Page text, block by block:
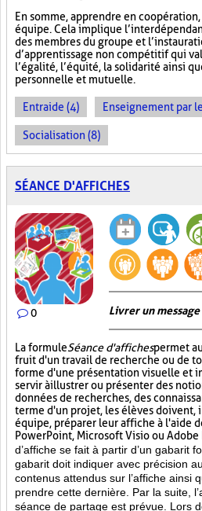
En somme, apprendre en
équipe. Cela implique
des membres du groupe et
d’apprentissage non compétitif qui
l’égalité, l’équité, la solidarité ainsi
personnelle et mutuelle.
Entraide (4) Enseignement par
Socialisation (8)
SÉANCE D'AFFICHES
0 Livrer un message
La formuleSéance d'affichespermet
fruit d'un travail de recherche ou de
forme d'une présentation visuelle et
servir à illustrer ou présenter des
données de recherches, des
terme d'un projet, les élèves
équipe, préparer leur affiche à l'aide
PowerPoint, Microsoft Visio ou Adobe
d’affiche se fait à partir d’un gabarit
gabarit doit indiquer avec précision
contenus attendus sur l’affiche ainsi
prendre cette dernière. Par la suite,
séance de partage est prévue. Lors